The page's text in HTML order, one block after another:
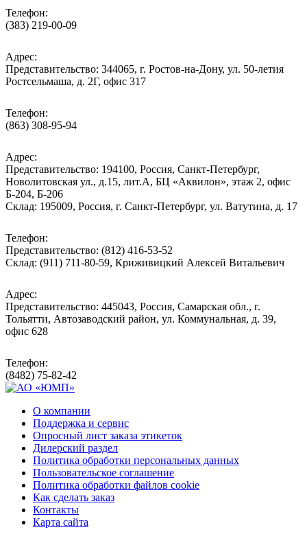
Телефон:
(383) 219-00-09
Адрес:
Представительство: 344065, г. Ростов-на-Дону, ул. 50-летия
Ростсельмаша, д. 2Г, офис 317
Телефон:
(863) 308-95-94
Адрес:
Представительство: 194100, Россия, Санкт-Петербург,
Новолитовская ул., д.15, лит.А, БЦ «Аквилон», этаж 2, офис
Б-204, Б-206
Склад: 195009, Россия, г. Санкт-Петербург, ул. Ватутина, д. 17
Телефон:
Представительство: (812) 416-53-52
Склад: (911) 711-80-59, Криживицкий Алексей Витальевич
Адрес:
Представительство: 445043, Россия, Самарская обл., г.
Тольятти, Автозаводский район, ул. Коммунальная, д. 39,
офис 628
Телефон:
(8482) 75-82-42
О компании
Поддержка и сервис
Опросный лист заказа этикеток
Дилерский раздел
Политика обработки персональных данных
Пользовательское соглашение
Политика обработки файлов cookie
Как сделать заказ
Контакты
Карта сайта